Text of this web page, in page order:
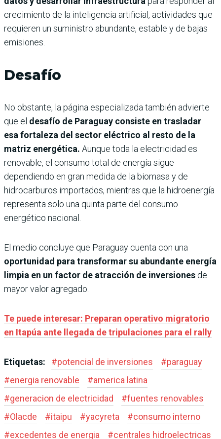
crecimiento de la inteligencia artificial, actividades que
requieren un suministro abundante, estable y de bajas
emisiones.
Desafío
No obstante, la página especializada también advierte
que el desafío de Paraguay consiste en trasladar
esa fortaleza del sector eléctrico al resto de la
matriz energética. Aunque toda la electricidad es
renovable, el consumo total de energía sigue
dependiendo en gran medida de la biomasa y de
hidrocarburos importados, mientras que la hidroenergía
representa solo una quinta parte del consumo
energético nacional.
El medio concluye que Paraguay cuenta con una
oportunidad para transformar su abundante energía
limpia en un factor de atracción de inversiones de
mayor valor agregado.
Te puede interesar: Preparan operativo migratorio
en Itapúa ante llegada de tripulaciones para el rally
Etiquetas: #potencial de inversiones #paraguay
#energia renovable #america latina
#generacion de electricidad #fuentes renovables
#Olacde #itaipu #yacyreta #consumo interno
#excedentes de energia #centrales hidroelectricas